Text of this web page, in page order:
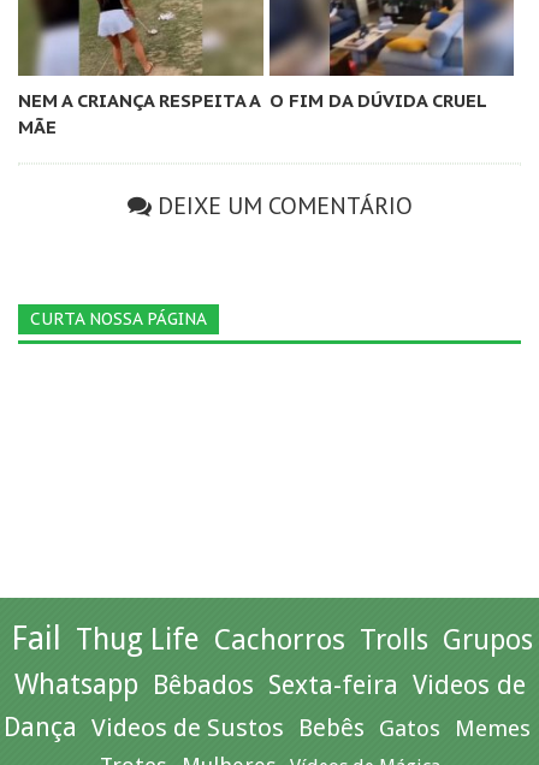
NEM A CRIANÇA RESPEITA A
MÃE
O FIM DA DÚVIDA CRUEL
DEIXE UM COMENTÁRIO
CURTA NOSSA PÁGINA
Fail Thug Life Cachorros Trolls Grupos
Whatsapp Bêbados Sexta-feira Videos de
Dança Videos de Sustos Bebês Gatos Memes